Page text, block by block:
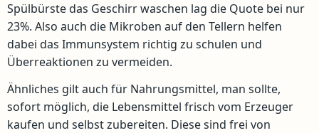
Spülbürste das Geschirr waschen lag die Quote bei nur
23%. Also auch die Mikroben auf den Tellern helfen
dabei das Immunsystem richtig zu schulen und
Überreaktionen zu vermeiden.
Ähnliches gilt auch für Nahrungsmittel, man sollte,
sofort möglich, die Lebensmittel frisch vom Erzeuger
kaufen und selbst zubereiten. Diese sind frei von